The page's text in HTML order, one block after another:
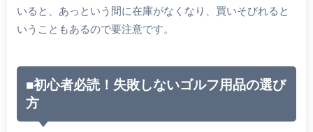
いると、あっという間に在庫がなくなり、買いそびれると
いうこともあるので要注意です。
■初心者必読！失敗しないゴルフ用品の選び
方